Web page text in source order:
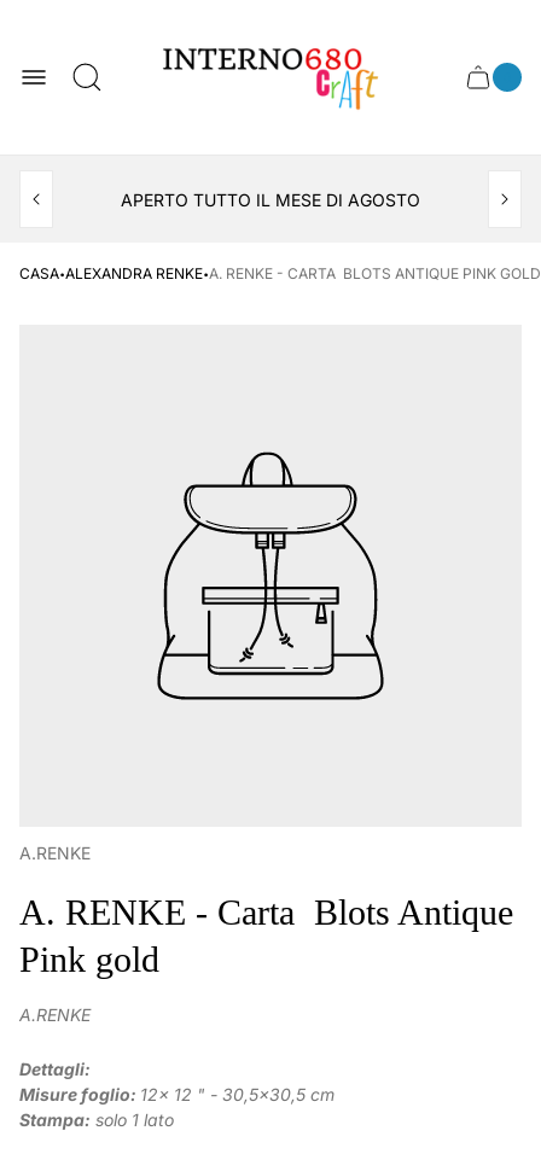
del
negozio
Cassetto
APERTO TUTTO IL MESE DI AGOSTO
CASA·ALEXANDRA RENKE·A. RENKE - CARTA BLOTS ANTIQUE PINK GOLD
A.RENKE
A. RENKE - Carta Blots Antique
Pink gold
A.RENKE
Dettagli:
Misure foglio: 12x 12 " - 30,5x30,5 cm
Stampa: solo 1 lato